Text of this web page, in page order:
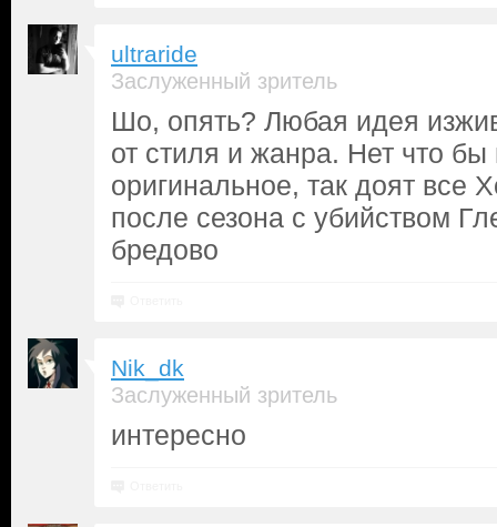
ultraride
Заслуженный зритель
Шо, опять? Любая идея
от стиля и жанра. Нет что бы
оригинальное, так доят все
после сезона с убийством
бредово
Nik_dk
Заслуженный зритель
интересно